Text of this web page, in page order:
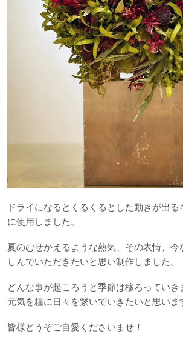
ドライになるとくるくるとした動きが出
に使用しました。
夏のむせかえるような熱気、その表情、
しんでいただきたいと思い制作しました。
どんな事が起ころうと季節は移ろってい
元気を糧に日々を繋いでいきたいと思いま
皆様どうぞご自愛くださいませ！